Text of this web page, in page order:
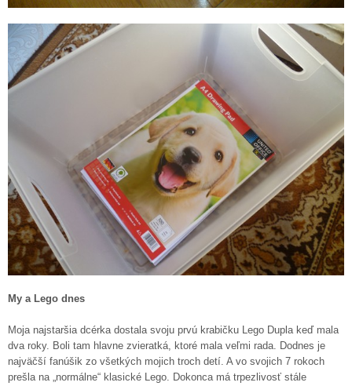
My a Lego dnes
Moja najstaršia dcérka dostala svoju prvú krabičku Lego Dupla keď mala
dva roky. Boli tam hlavne zvieratká, ktoré mala veľmi rada. Dodnes je
najväčší fanúšik zo všetkých mojich troch detí. A vo svojich 7 rokoch
prešla na „normálne“ klasické Lego. Dokonca má trpezlivosť stále